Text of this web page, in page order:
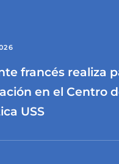
francés realiza
en el Centro
USS